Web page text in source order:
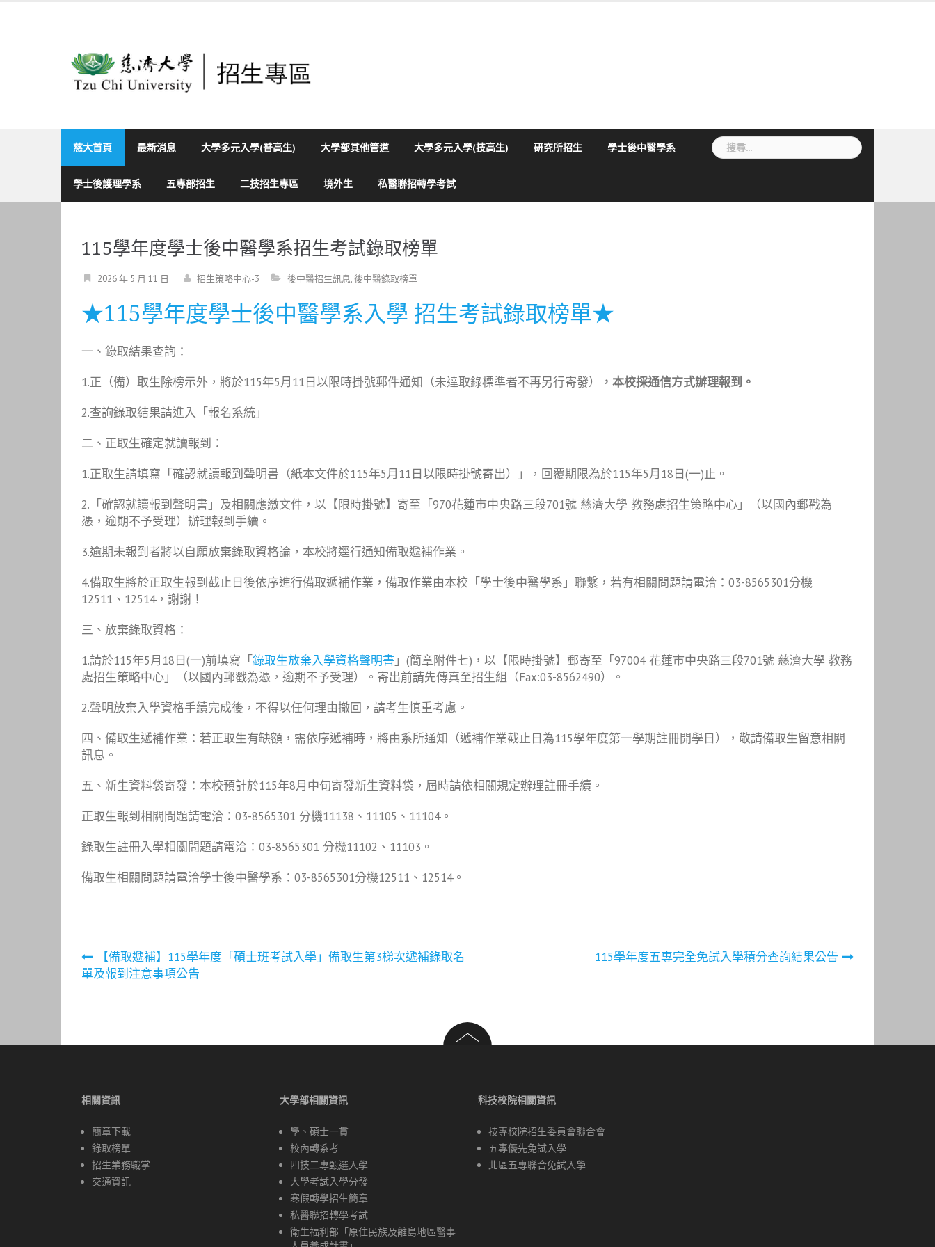
慈大首頁 最新消息 大學多元入學(普高生) 大學部其他管道 大學多元入學(技高生) 研究所招生 學士後中醫學系
學士後護理學系 五專部招生 二技招生專區 境外生 私醫聯招轉學考試
搜
尋
115學年度學士後中醫學系招生考試錄取榜單
2026 年 5 月 11 日 招生策略中心-3 後中醫招生訊息,後中醫錄取榜單
★115學年度學士後中醫學系入學 招生考試錄取榜單★
一、錄取結果查詢：
1.正（備）取生除榜示外，將於115年5月11日以限時掛號郵件通知（未達取錄標準者不再另行寄發）
，本校採通信方式辦理報到。
2.查詢錄取結果請進入「報名系統」
二、正取生確定就讀報到：
1.正取生請填寫「確認就讀報到聲明書（紙本文件於115年5月11日以限時掛號寄出）」，回覆期限為於115年5月18日(一)止。
2.「確認就讀報到聲明書」及相關應繳文件，以【限時掛號】寄至「970花蓮市中央路三段701號 慈濟大學 教務處招生策略中心」（以國內郵戳為
憑，逾期不予受理）辦理報到手續。
3.逾期未報到者將以自願放棄錄取資格論，本校將逕行通知備取遞補作業。
4.備取生將於正取生報到截止日後依序進行備取遞補作業，備取作業由本校「學士後中醫學系」聯繫，若有相關問題請電洽：03-8565301分機
12511、12514，謝謝！
三、放棄錄取資格：
1.請於115年5月18日(一)前填寫「錄取生放棄入學資格聲明書 」(簡章附件七)，以【限時掛號】郵寄至「97004 花蓮市中央路三段701號 慈濟大學 教務
處招生策略中心」（以國內郵戳為憑，逾期不予受理）。寄出前請先傳真至招生組（Fax:03-8562490）。
2.聲明放棄入學資格手續完成後，不得以任何理由撤回，請考生慎重考慮。
四、備取生遞補作業：若正取生有缺額，需依序遞補時，將由系所通知（遞補作業截止日為115學年度第一學期註冊開學日），敬請備取生留意相關
訊息。
五、新生資料袋寄發：本校預計於115年8月中旬寄發新生資料袋，屆時請依相關規定辦理註冊手續。
正取生報到相關問題請電洽：03-8565301 分機11138、11105、11104。
錄取生註冊入學相關問題請電洽：03-8565301 分機11102、11103。
備取生相關問題請電洽學士後中醫學系：03-8565301分機12511、12514。
文【備取遞補】115學年度「碩士班考試入學」備取生第3梯次遞補錄取名
單及報到注意事項公告
115學年度五專完全免試入學積分查詢結果公告
相關資訊
簡章下載
錄取榜單
招生業務職掌
交通資訊
大學部相關資訊
學、碩士一貫
校內轉系考
四技二專甄選入學
大學考試入學分發
寒假轉學招生簡章
私醫聯招轉學考試
衛生福利部「原住民族及離島地區醫事
科技校院相關資訊
技專校院招生委員會聯合會
五專優先免試入學
北區五專聯合免試入學